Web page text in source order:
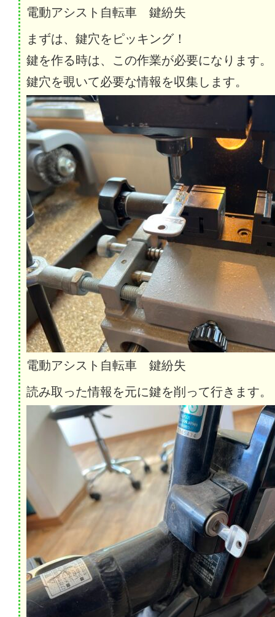
電動アシスト自転車 鍵紛失
まずは、鍵穴をピッキング！
鍵を作る時は、この作業が必要になります。
鍵穴を覗いて必要な情報を収集します。
電動アシスト自転車 鍵紛失
読み取った情報を元に鍵を削って行きます。